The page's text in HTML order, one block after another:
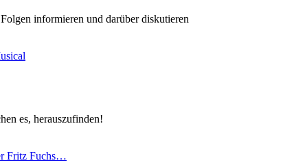
informieren und darüber diskutieren
es, herauszufinden!
Fritz Fuchs…